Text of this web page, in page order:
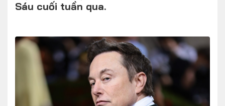
HÃNG XE MODEL
Sáu cuối tuần qua.